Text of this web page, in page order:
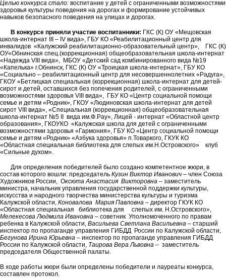
Целью конкурса стало: воспитание у детей с ограниченными возможностями
здоровья культуры поведения на дорогах и формирование устойчивых
навыков безопасного поведения на улицах и дорогах.
В конкурсе приняли участие воспитанники: ГКС (К) ОУ «Мещовская
школа-интернат III – IV вида», ГБУ КО «Реабилитационный центр для
инвалидов «Калужский реабилитационно-образовательный центр», ГКС (К)
ОУ«Обнинская спец.(коррекционная) общеобразовательная школа-интернат
«Надежда VIII вида», МБОУ «Детский сад комбинированного вида №19
«Капелька» г.Обнинск, ГКС (К) ОУ «Троицкая школа-интернат», ГБУ КО
«Социально – реабилитационный центр для несовершеннолетних «Радуга»,
ГКОУ «Бетлицкая специальная (коррекционная) школа-интернат для детей-
сирот и детей, оставшихся без попечения родителей, с ограниченными
возможностями здоровья VIII вида», ГБУ КО «Центр социальной помощи
семье и детям «Родник», ГКОУ «Людиновская школа-интернат для детей
сирот VIII вида», «Специальная (коррекционная) общеобразовательная
школа-интернат №5 II вида им.Ф.Рау», Лицей - интернат «Областной центр
образования», ГКОУКО «Калужская школа для детей с ограниченными
возможностями здоровья «Гармония», ГБУ КО «Центр социальной помощи
семье и детям «Родник» «Азбука здоровья» п.Товаркого, ГКУК КО
«Областная специальная библиотека для слепых им.Н.Островского» клуб
«Сильные духом».
Для определения победителей было создано компетентное жюри, в
состав которого вошли: председатель Кузин Виктор Иванович – член Союза
Художников России, Оксюта Анастасия Викторовна – заместитель
министра, начальник управления государственной поддержки культуры,
искусства и народного творчества министерства культуры и туризма
Калужской области, Коновалова Мария Павловна – директор ГКУК КО
«Областная специальная библиотека для слепых им. Н.Островского»,
Мелекесова Людмила Ивановна – советник Уполномоченного по правам
ребенка в Калужской области, Васильева Светлана Васильевна – старший
инспектор по пропаганде управления ГИБДД России по Калужской области,
Бегунова Ирина Юрьевна – инспектор по пропаганде управления ГИБДД
России по Калужской области, Таирова Вера Львовна – заместитель
председателя Общественной палаты.
В ходе работы жюри были определены победители и лауреаты конкурса,
составлен протокол.